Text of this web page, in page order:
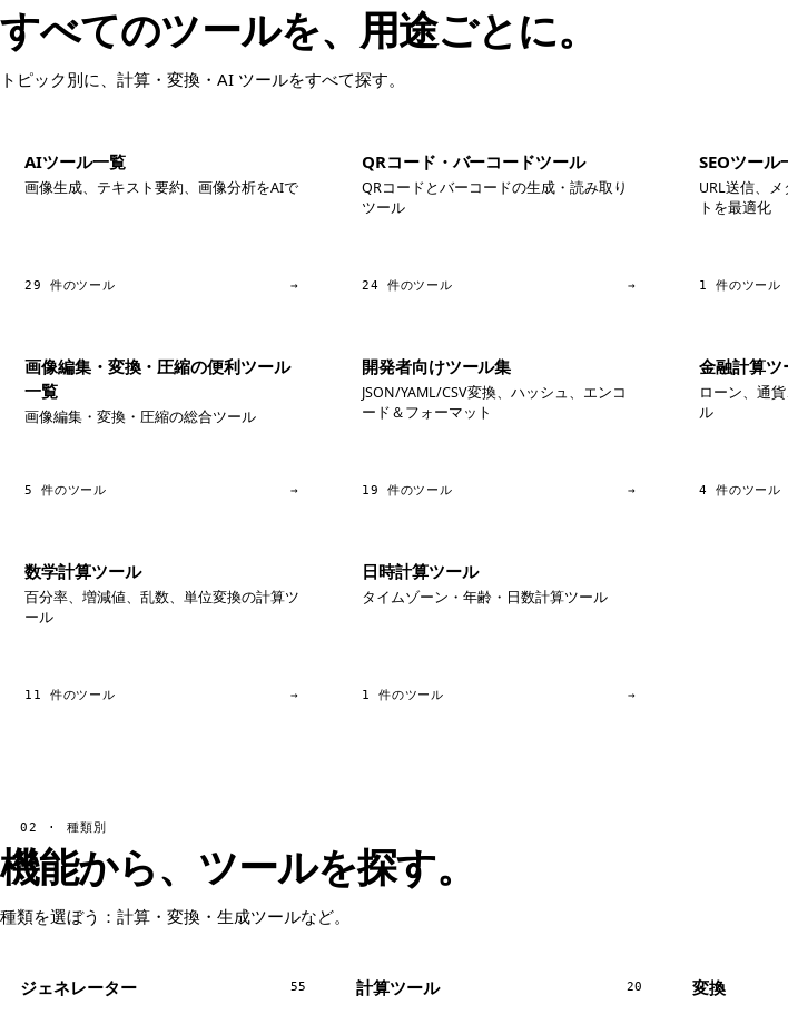
すべてのツールを、用途ごとに。
トピック別に、計算・変換・AI ツールをすべて探す。
AIツール一覧
画像生成、テキスト要約、画像分析をAIで
29 件のツール →
QRコード・バーコードツール
QRコードとバーコードの生成・読み取り
ツール
24 件のツール →
SEOツール
URL送信、
トを最適化
1 件のツール
画像編集・変換・圧縮の便利ツール
一覧
画像編集・変換・圧縮の総合ツール
5 件のツール →
開発者向けツール集
JSON/YAML/CSV変換、ハッシュ、エンコ
ード＆フォーマット
19 件のツール →
金融計算ツ
ローン、通
ル
4 件のツール
数学計算ツール
百分率、増減値、乱数、単位変換の計算ツ
ール
11 件のツール →
日時計算ツール
タイムゾーン・年齢・日数計算ツール
1 件のツール →
02 · 種類別
機能から、ツールを探す。
種類を選ぼう：計算・変換・生成ツールなど。
ジェネレーター 55 計算ツール 20 変換